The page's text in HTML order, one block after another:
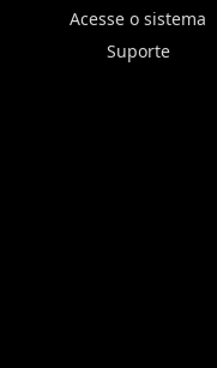
Acesse o sistema
Suporte